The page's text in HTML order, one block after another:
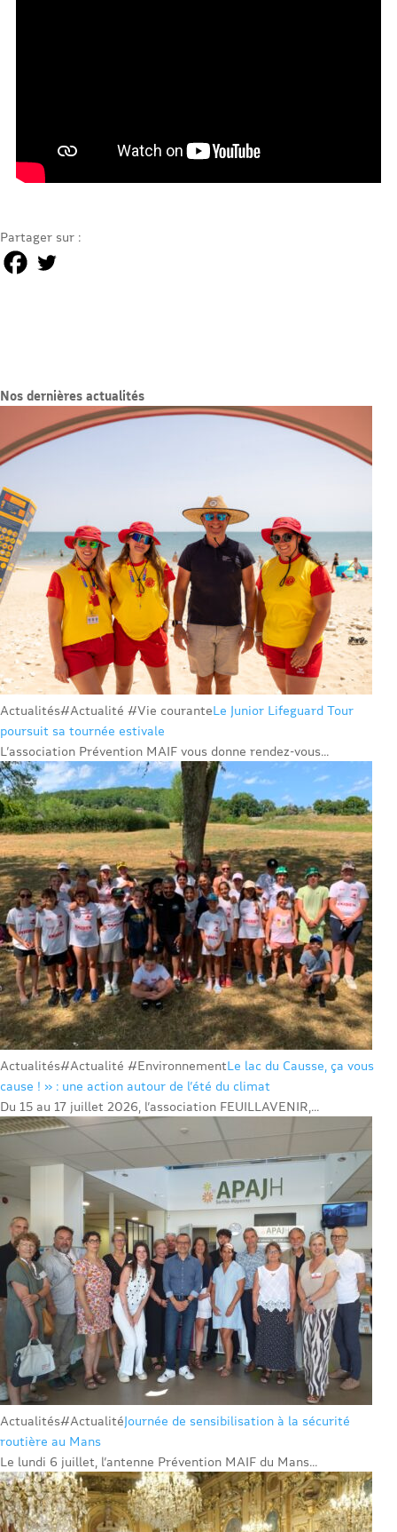
Partager sur :
Nos dernières actualités
Actualités#Actualité #Vie couranteLe Junior Lifeguard Tour
poursuit sa tournée estivale
L’association Prévention MAIF vous donne rendez-vous...
Actualités#Actualité #EnvironnementLe lac du Causse, ça vous
cause ! » : une action autour de l’été du climat
Du 15 au 17 juillet 2026, l’association FEUILLAVENIR,...
Actualités#ActualitéJournée de sensibilisation à la sécurité
routière au Mans
Le lundi 6 juillet, l’antenne Prévention MAIF du Mans...